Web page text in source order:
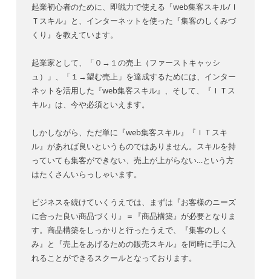
起業初心者のために、即戦力で使える『web集客スキル/Ｉ
Ｔスキル』と、インターネットを使った『集客のしくみづ
くり』を教えています。
起業家として、「０→１の売上（ファーストキャッシ
ュ）」、「１→望む売上」を達成するためには、インター
ネットを活用した『web集客スキル』、そして、『ＩＴス
キル』は、今や必須といえます。
しかしながら、ただ単に『web集客スキル』『ＩＴスキ
ル』があれば良いというものではありません。スキルを持
っていても集客ができない、売上が上がらない…という方
はたくさんいらっしゃいます。
ビジネスを続けていくうえでは、まずは『お客様のニーズ
に合った良い商品づくり』＝『商品構築』が必要となりま
す。商品構築をしっかりと行ったうえで、『集客のしく
み』と『売上をあげるための販売スキル』を同時に手に入
れることができるスクールとなっております。